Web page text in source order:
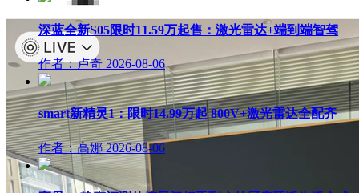
深蓝全新S05限时11.59万起售：激光雷达+端到端智驾
作者：卢奇 2026-08-06
smart新精灵1：限时14.99万起 800V+激光雷达全配齐
作者：高娜 2026-08-06